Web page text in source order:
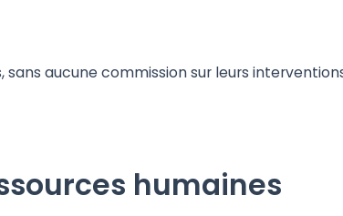
aucune commission sur leurs
humaines